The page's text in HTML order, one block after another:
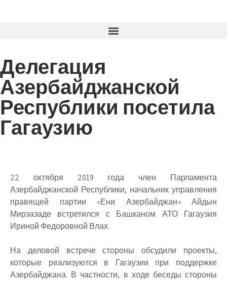
Делегация
Азербайджанской
Республики посетила
Гагаузию
22 октября 2019 года член Парламента
Азербайджанской Республики, начальник управления
правящей партии «Ени Азербайджан» Айдын
Мирзазаде встретился с Башканом АТО Гагаузия
Ириной Федоровной Влах.
На деловой встрече стороны обсудили проекты,
которые реализуются в Гагаузии при поддержке
Азербайджана. В частности, в ходе беседы стороны